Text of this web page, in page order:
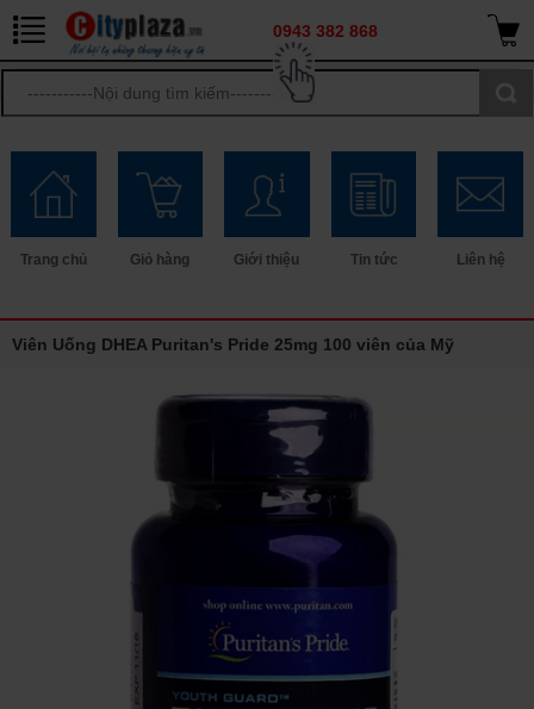
0943 382 868
Trang chủ Giỏ hàng Giới thiệu Tin tức Liên hệ
Viên Uống DHEA Puritan's Pride 25mg 100 viên của Mỹ